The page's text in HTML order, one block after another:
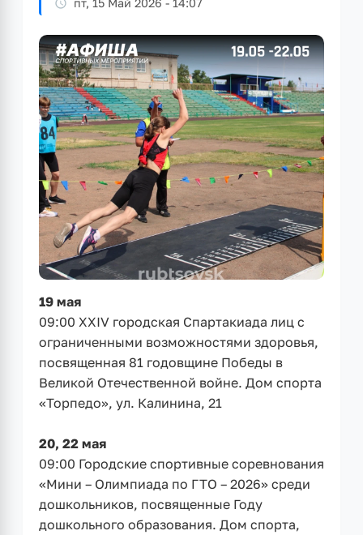
пт, 15 Май 2026 - 14:07
19 мая
09:00 XXIV городская Спартакиада лиц с
ограниченными возможностями здоровья,
посвященная 81 годовщине Победы в
Великой Отечественной войне. Дом спорта
«Торпедо», ул. Калинина, 21
20, 22 мая
09:00 Городские спортивные соревнования
«Мини – Олимпиада по ГТО – 2026» среди
дошкольников, посвященные Году
дошкольного образования. Дом спорта,